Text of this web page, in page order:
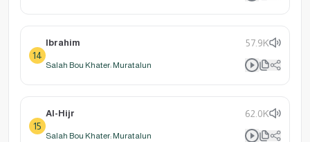
14
Ibrahim 57.9K
Salah Bou Khater: Muratalun
15
Al-Hijr 62.0K
Salah Bou Khater: Muratalun